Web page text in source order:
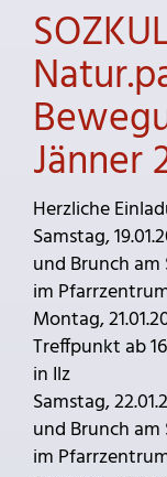
Jänner
Herzliche
Samstag,
und Brunch
im
Montag,
Treffpunkt ab
in Ilz
Samstag,
und Brunch am
im